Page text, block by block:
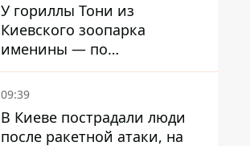
У гориллы Тони из
Киевского зоопарка
именины — по
человеческим меркам ему
уже больше 90 лет
09:39
В Киеве пострадали люди
после ракетной атаки, на